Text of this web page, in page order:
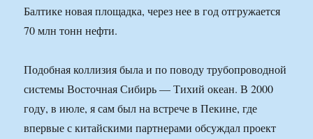
Балтике новая площадка, через нее в год отгружается
70 млн тонн нефти.
Подобная коллизия была и по поводу трубопроводной
системы Восточная Сибирь — Тихий океан. В 2000
году, в июле, я сам был на встрече в Пекине, где
впервые с китайскими партнерами обсуждал проект